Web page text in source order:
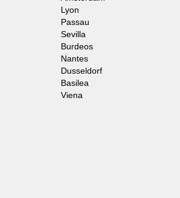
Lyon
Passau
Sevilla
Burdeos
Nantes
Dusseldorf
Basilea
Viena